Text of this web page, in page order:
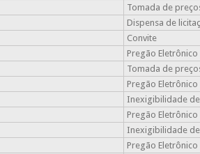
Tomada de
Dispensa de
Convite
Pregão Eletrônico
Tomada de
Pregão Eletrônico
Inexigibilidade
Pregão Eletrônico
Inexigibilidade
Pregão Eletrônico